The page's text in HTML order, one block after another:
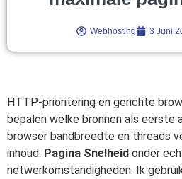
Webhosting 3 Juni
HTTP-prioritering en gerichte
bepalen welke bronnen als eerste
browser bandbreedte en threads
inhoud. Pagina Snelheid onder
netwerkomstandigheden. Ik